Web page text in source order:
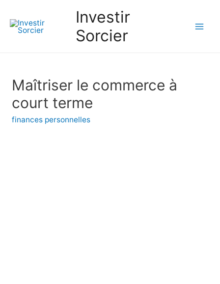
Investir
Sorcier
Maîtriser le commerce à
court terme
finances personnelles